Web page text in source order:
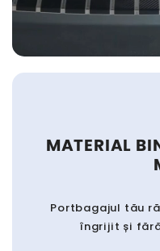
MATERIAL
Portbagajul tău
îngrijit și